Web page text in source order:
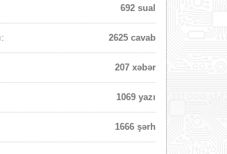
692 sual
2625 cavab
207 xəbər
1069 yazı
1666 şərh